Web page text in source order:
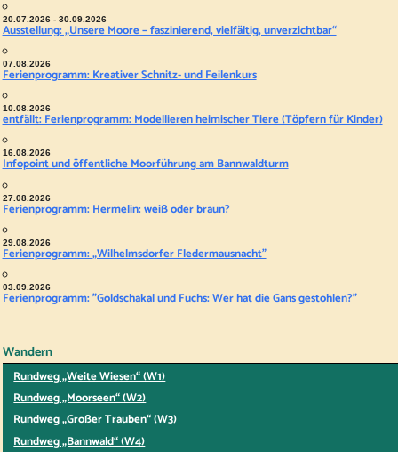
20.07.2026 - 30.09.2026
Ausstellung: „Unsere Moore – faszinierend, vielfältig, unverzichtbar“
07.08.2026
Ferienprogramm: Kreativer Schnitz- und Feilenkurs
10.08.2026
entfällt: Ferienprogramm: Modellieren heimischer Tiere (Töpfern für Kinder)
16.08.2026
Infopoint und öffentliche Moorführung am Bannwaldturm
27.08.2026
Ferienprogramm: Hermelin: weiß oder braun?
29.08.2026
Ferienprogramm: „Wilhelmsdorfer Fledermausnacht"
03.09.2026
Ferienprogramm: "Goldschakal und Fuchs: Wer hat die Gans gestohlen?"
Wandern
Rundweg „Weite Wiesen“ (W1)
Rundweg „Moorseen“ (W2)
Rundweg „Großer Trauben“ (W3)
Rundweg „Bannwald“ (W4)